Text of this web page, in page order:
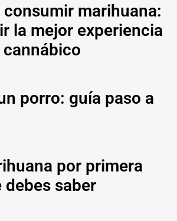
consumir marihuana:
la mejor experiencia
porro: guía paso a
por primera
debes saber